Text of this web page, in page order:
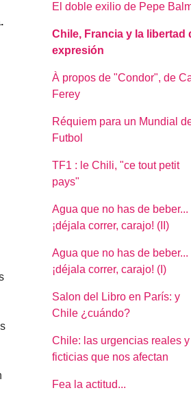
El doble exilio de Pepe
Chile, Francia y la libertad
expresión
À propos de "Condor", de
Ferey
Réquiem para un Mundial
Futbol
TF1 : le Chili, "ce tout petit
pays"
Agua que no has de beber...
¡déjala correr, carajo! (II)
Agua que no has de beber...
¡déjala correr, carajo! (I)
Salon del Libro en París: y
Chile ¿cuándo?
Chile: las urgencias reales y
ficticias que nos afectan
Fea la actitud...